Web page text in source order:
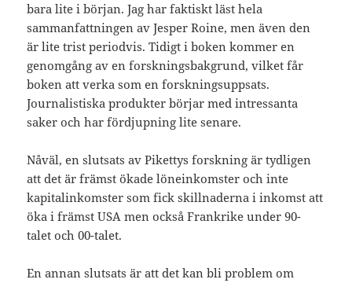
bara lite i början. Jag har faktiskt läst hela
sammanfattningen av Jesper Roine, men även den
är lite trist periodvis. Tidigt i boken kommer en
genomgång av en forskningsbakgrund, vilket får
boken att verka som en forskningsuppsats.
Journalistiska produkter börjar med intressanta
saker och har fördjupning lite senare.
Nåväl, en slutsats av Pikettys forskning är tydligen
att det är främst ökade löneinkomster och inte
kapitalinkomster som fick skillnaderna i inkomst att
öka i främst USA men också Frankrike under 90-
talet och 00-talet.
En annan slutsats är att det kan bli problem om